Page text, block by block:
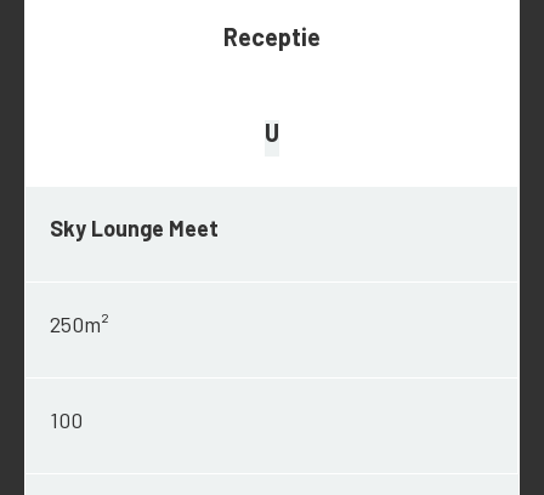
Receptie
U
Sky Lounge Meet
250m²
100